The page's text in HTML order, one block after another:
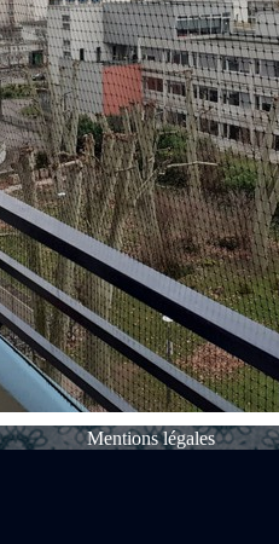
Mentions légales